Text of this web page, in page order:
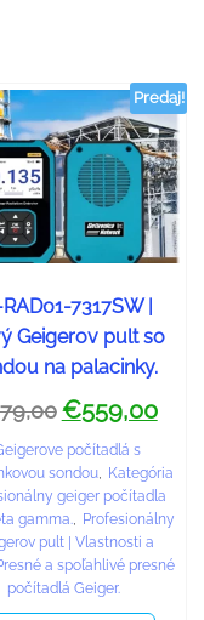
Predaj!
7317SW |
Geigerov pult so
na palacinky.
€559,00
počítadlá s
sondou, Kategória
geiger počítadla
gamma., Profesionálny
pult | Vlastnosti a
a spoľahlivé presné
počítadlá Geiger.